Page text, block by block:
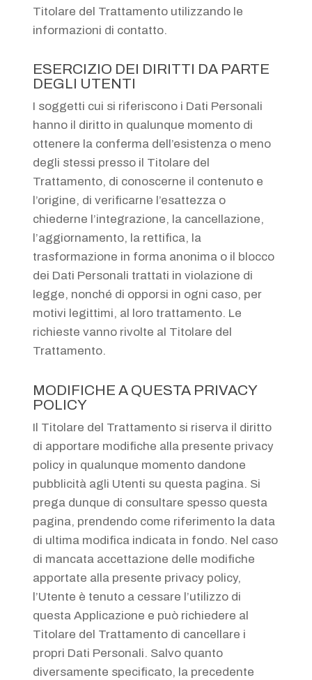
Titolare del Trattamento utilizzando le
informazioni di contatto.
ESERCIZIO DEI DIRITTI DA PARTE
DEGLI UTENTI
I soggetti cui si riferiscono i Dati Personali
hanno il diritto in qualunque momento di
ottenere la conferma dell’esistenza o meno
degli stessi presso il Titolare del
Trattamento, di conoscerne il contenuto e
l’origine, di verificarne l’esattezza o
chiederne l’integrazione, la cancellazione,
l’aggiornamento, la rettifica, la
trasformazione in forma anonima o il blocco
dei Dati Personali trattati in violazione di
legge, nonché di opporsi in ogni caso, per
motivi legittimi, al loro trattamento. Le
richieste vanno rivolte al Titolare del
Trattamento.
MODIFICHE A QUESTA PRIVACY
POLICY
Il Titolare del Trattamento si riserva il diritto
di apportare modifiche alla presente privacy
policy in qualunque momento dandone
pubblicità agli Utenti su questa pagina. Si
prega dunque di consultare spesso questa
pagina, prendendo come riferimento la data
di ultima modifica indicata in fondo. Nel caso
di mancata accettazione delle modifiche
apportate alla presente privacy policy,
l’Utente è tenuto a cessare l’utilizzo di
questa Applicazione e può richiedere al
Titolare del Trattamento di cancellare i
propri Dati Personali. Salvo quanto
diversamente specificato, la precedente